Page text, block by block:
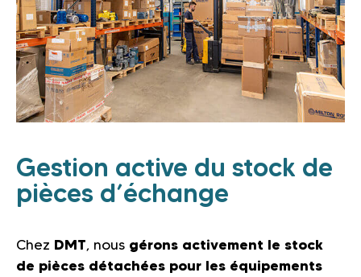
Gestion active du stock de
pièces d’échange
Chez DMT, nous gérons activement le stock
de pièces détachées pour les équipements